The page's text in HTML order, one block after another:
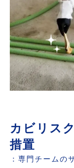
カビリス
措置
：専門チームの